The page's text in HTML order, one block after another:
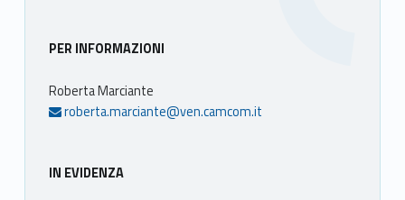
Sidebar
PER INFORMAZIONI
Roberta Marciante
roberta.marciante@ven.camcom.it
IN EVIDENZA